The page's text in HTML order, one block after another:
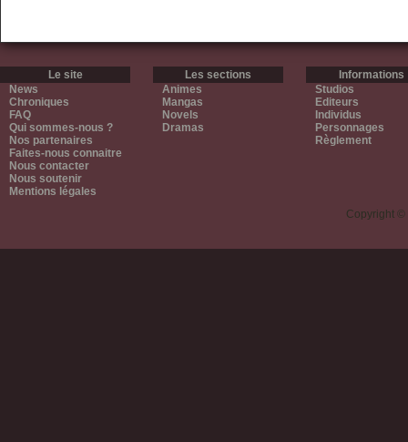
Le site
News
Chroniques
FAQ
Qui sommes-nous ?
Nos partenaires
Faites-nous connaitre
Nous contacter
Nous soutenir
Mentions légales
Les sections
Animes
Mangas
Novels
Dramas
Informations
Studios
Editeurs
Individus
Personnages
Règlement
Copyright ©